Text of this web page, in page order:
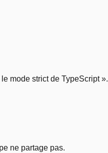
mode strict de TypeScript ».
ne partage pas.